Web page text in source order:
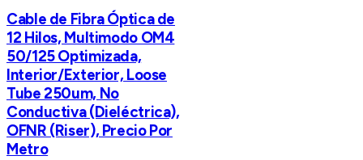
Cable de Fibra Óptica de
12 Hilos, Multimodo OM4
50/125 Optimizada,
Interior/Exterior, Loose
Tube 250um, No
Conductiva (Dieléctrica),
OFNR (Riser), Precio Por
Metro